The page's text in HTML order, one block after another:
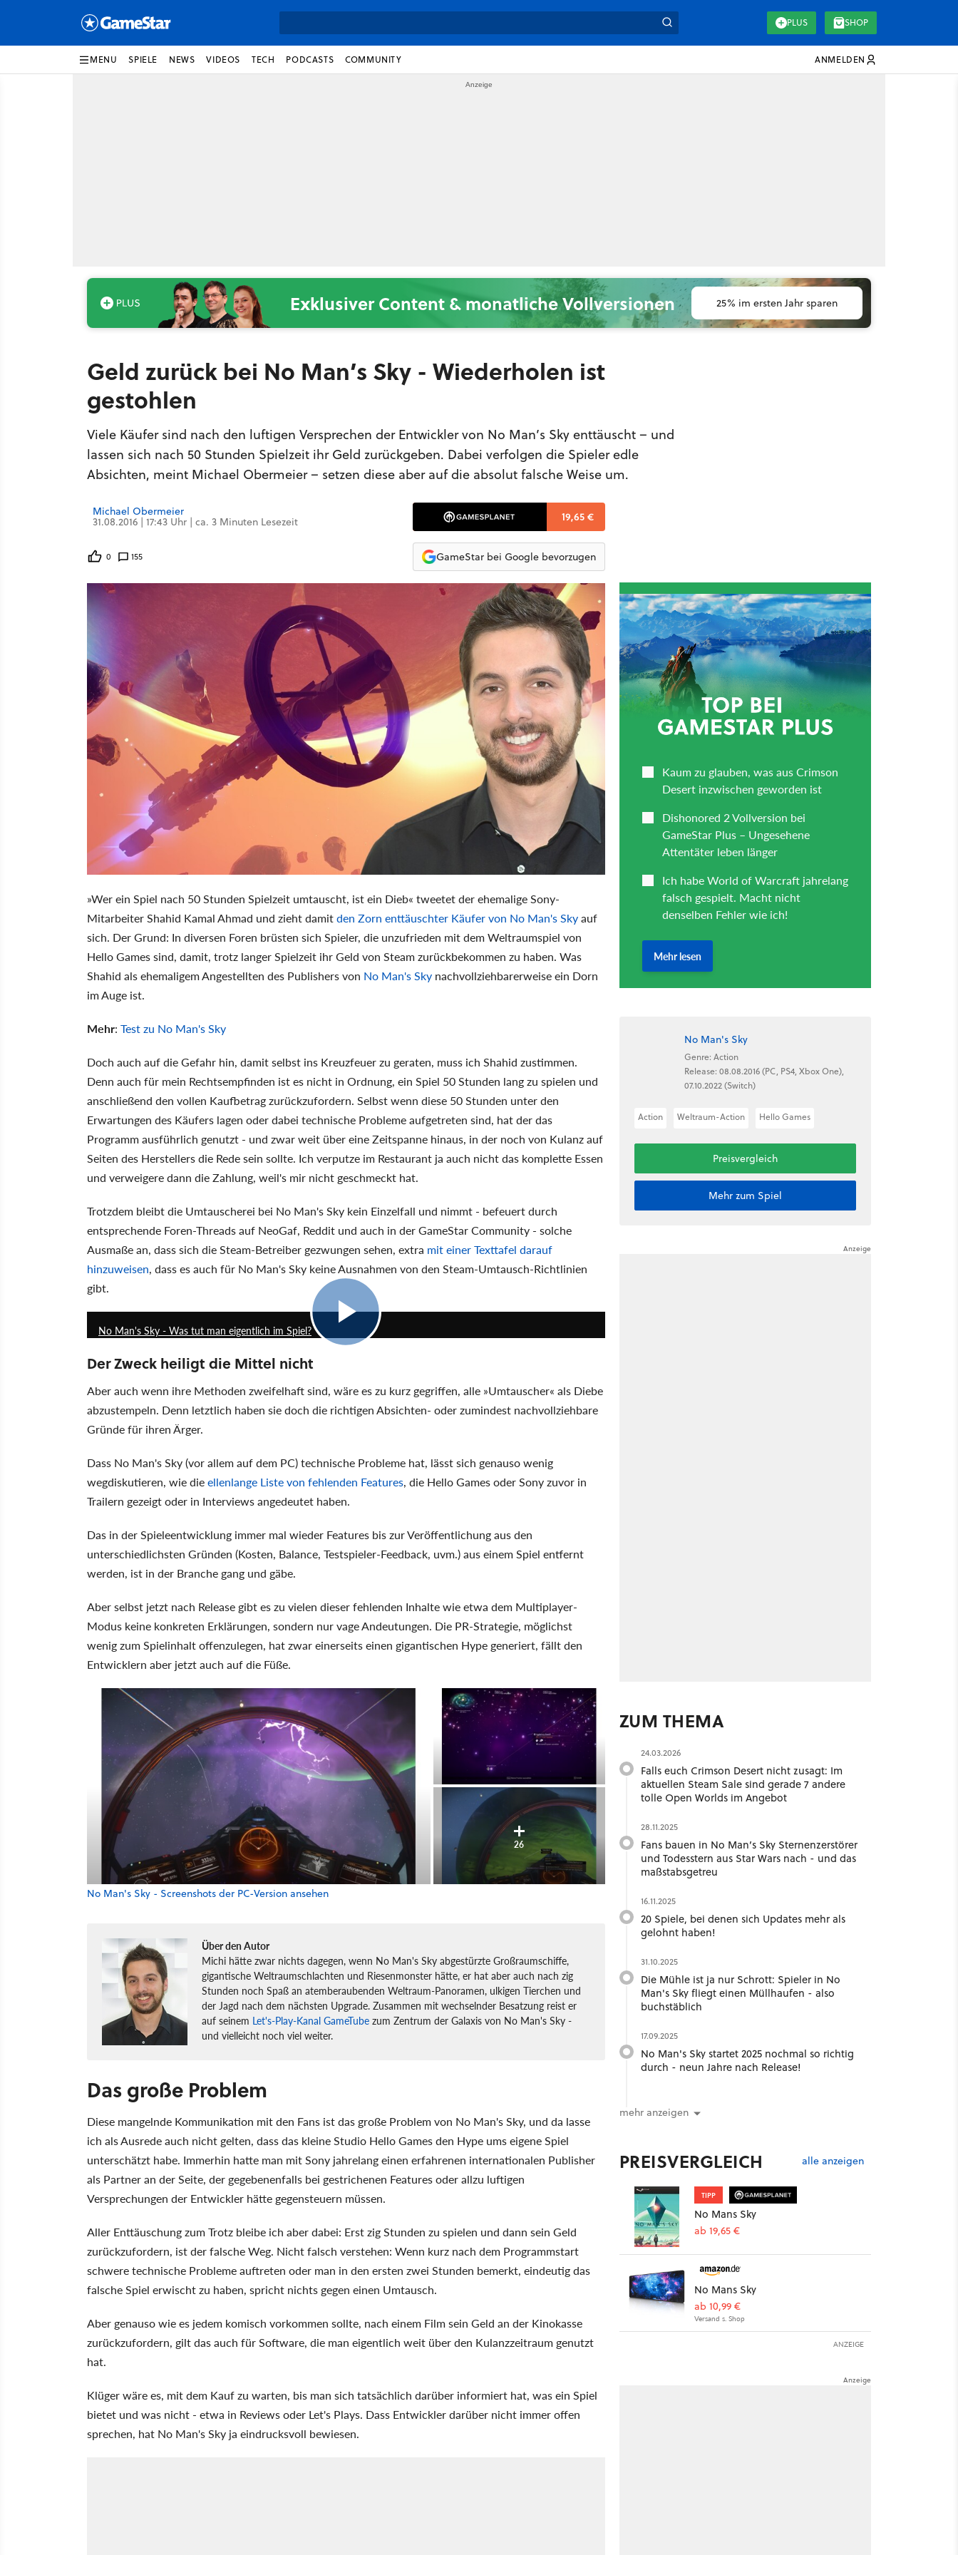
PLUS SHOP
MENU SPIELE NEWS VIDEOS TECH PODCASTS COMMUNITY ANMELDEN
Exklusiver Content & monatliche Vollversionen 25% im ersten Jahr sparen
Geld zurück bei No Man’s Sky - Wiederholen ist
gestohlen
Viele Käufer sind nach den luftigen Versprechen der Entwickler von No Man’s Sky enttäuscht – und
lassen sich nach 50 Stunden Spielzeit ihr Geld zurückgeben. Dabei verfolgen die Spieler edle
Absichten, meint Michael Obermeier – setzen diese aber auf die absolut falsche Weise um.
Michael Obermeier
31.08.2016 | 17:43 Uhr | ca. 3 Minuten Lesezeit
0 155
19,65 €
GameStar bei Google bevorzugen
»Wer ein Spiel nach 50 Stunden Spielzeit umtauscht, ist ein Dieb« tweetet der ehemalige Sony-
Mitarbeiter Shahid Kamal Ahmad und zieht damitden Zorn enttäuschter Käufer von No Man's Skyauf
sich. Der Grund: In diversen Foren brüsten sich Spieler, die unzufrieden mit dem Weltraumspiel von
Hello Games sind, damit, trotz langer Spielzeit ihr Geld von Steam zurückbekommen zu haben. Was
Shahid als ehemaligem Angestellten des Publishers von No Man's Sky nachvollziehbarerweise ein Dorn
im Auge ist.
Mehr: Test zu No Man's Sky
Doch auch auf die Gefahr hin, damit selbst ins Kreuzfeuer zu geraten, muss ich Shahid zustimmen.
Denn auch für mein Rechtsempfinden ist es nicht in Ordnung, ein Spiel 50 Stunden lang zu spielen und
anschließend den vollen Kaufbetrag zurückzufordern. Selbst wenn diese 50 Stunden unter den
Erwartungen des Käufers lagen oder dabei technische Probleme aufgetreten sind, hat der das
Programm ausführlich genutzt - und zwar weit über eine Zeitspanne hinaus, in der noch von Kulanz auf
Seiten des Herstellers die Rede sein sollte. Ich verputze im Restaurant ja auch nicht das komplette Essen
und verweigere dann die Zahlung, weil's mir nicht geschmeckt hat.
Trotzdem bleibt die Umtauscherei bei No Man's Sky kein Einzelfall und nimmt - befeuert durch
entsprechende Foren-Threads auf NeoGaf, Reddit und auch in der GameStar Community - solche
Ausmaße an, dass sich die Steam-Betreiber gezwungen sehen, extra mit einer Texttafel darauf
hinzuweisen, dass es auch für No Man's Sky keine Ausnahmen von den Steam-Umtausch-Richtlinien
gibt.
No Man's Sky - Was tut man eigentlich im Spiel?
Der Zweck heiligt die Mittel nicht
Aber auch wenn ihre Methoden zweifelhaft sind, wäre es zu kurz gegriffen, alle »Umtauscher« als Diebe
abzustempeln. Denn letztlich haben sie doch die richtigen Absichten- oder zumindest nachvollziehbare
Gründe für ihren Ärger.
Dass No Man's Sky (vor allem auf dem PC) technische Probleme hat, lässt sich genauso wenig
wegdiskutieren, wie dieellenlange Liste von fehlenden Features, die Hello Games oder Sony zuvor in
Trailern gezeigt oder in Interviews angedeutet haben.
Das in der Spieleentwicklung immer mal wieder Features bis zur Veröffentlichung aus den
unterschiedlichsten Gründen (Kosten, Balance, Testspieler-Feedback, uvm.) aus einem Spiel entfernt
werden, ist in der Branche gang und gäbe.
Aber selbst jetzt nach Release gibt es zu vielen dieser fehlenden Inhalte wie etwa dem Multiplayer-
Modus keine konkreten Erklärungen, sondern nur vage Andeutungen. Die PR-Strategie, möglichst
wenig zum Spielinhalt offenzulegen, hat zwar einerseits einen gigantischen Hype generiert, fällt den
Entwicklern aber jetzt auch auf die Füße.
26
No Man's Sky - Screenshots der PC-Version ansehen
Über den Autor
Michi hätte zwar nichts dagegen, wenn No Man's Sky abgestürzte Großraumschiffe,
gigantische Weltraumschlachten und Riesenmonster hätte, er hat aber auch nach zig
Stunden noch Spaß an atemberaubenden Weltraum-Panoramen, ulkigen Tierchen und
der Jagd nach dem nächsten Upgrade. Zusammen mit wechselnder Besatzung reist er
auf seinem Let's-Play-Kanal GameTube zum Zentrum der Galaxis von No Man's Sky -
und vielleicht noch viel weiter.
Das große Problem
Diese mangelnde Kommunikation mit den Fans ist das große Problem von No Man's Sky, und da lasse
ich als Ausrede auch nicht gelten, dass das kleine Studio Hello Games den Hype ums eigene Spiel
unterschätzt habe. Immerhin hatte man mit Sony jahrelang einen erfahrenen internationalen Publisher
als Partner an der Seite, der gegebenenfalls bei gestrichenen Features oder allzu luftigen
Versprechungen der Entwickler hätte gegensteuern müssen.
Aller Enttäuschung zum Trotz bleibe ich aber dabei: Erst zig Stunden zu spielen und dann sein Geld
zurückzufordern, ist der falsche Weg. Nicht falsch verstehen: Wenn kurz nach dem Programmstart
schwere technische Probleme auftreten oder man in den ersten zwei Stunden bemerkt, eindeutig das
falsche Spiel erwischt zu haben, spricht nichts gegen einen Umtausch.
Aber genauso wie es jedem komisch vorkommen sollte, nach einem Film sein Geld an der Kinokasse
zurückzufordern, gilt das auch für Software, die man eigentlich weit über den Kulanzzeitraum genutzt
hat.
Klüger wäre es, mit dem Kauf zu warten, bis man sich tatsächlich darüber informiert hat, was ein Spiel
bietet und was nicht - etwa in Reviews oder Let's Plays. Dass Entwickler darüber nicht immer offen
sprechen, hat No Man's Sky ja eindrucksvoll bewiesen.
No Man's Sky
Genre: Action
Release: 08.08.2016 (PC, PS4, Xbox One),
07.10.2022 (Switch)
Action Weltraum-Action Hello Games
Preisvergleich
Mehr zum Spiel
ZUM THEMA
24.03.2026
Falls euch Crimson Desert nicht zusagt: Im
aktuellen Steam Sale sind gerade 7 andere
tolle Open Worlds im Angebot
28.11.2025
Fans bauen in No Man’s Sky Sternenzerstörer
und Todesstern aus Star Wars nach - und das
maßstabsgetreu
16.11.2025
20 Spiele, bei denen sich Updates mehr als
gelohnt haben!
31.10.2025
Die Mühle ist ja nur Schrott: Spieler in No
Man's Sky fliegt einen Müllhaufen - also
buchstäblich
17.09.2025
No Man's Sky startet 2025 nochmal so richtig
durch - neun Jahre nach Release!
mehr anzeigen
PREISVERGLEICH alle anzeigen
TIPP
No Mans Sky
ab 19,65 €
No Mans Sky
ab 10,99 €
Versand s. Shop
ANZEIGE